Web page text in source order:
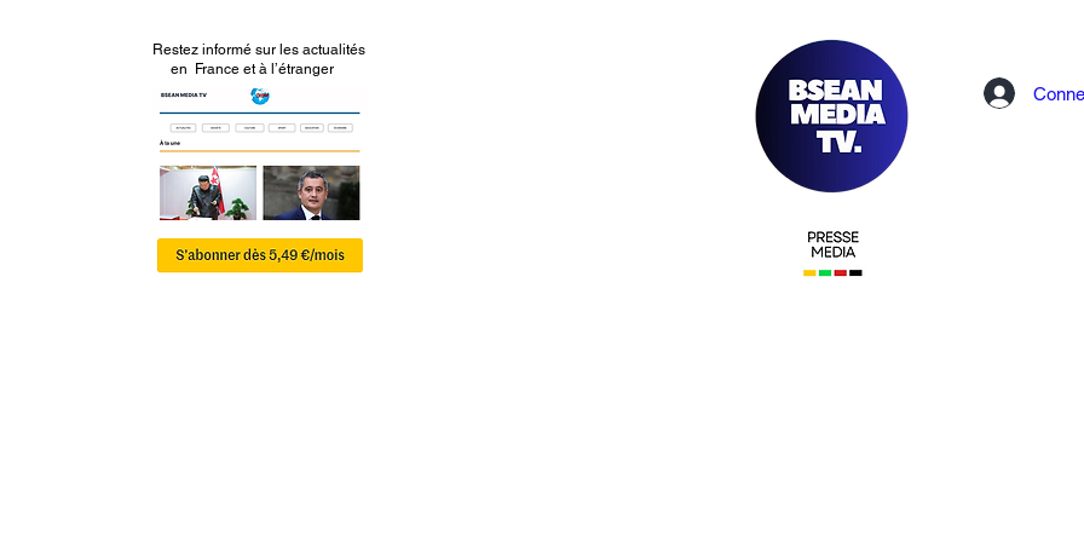
Restez informé sur les actualités
en France et à l’étranger